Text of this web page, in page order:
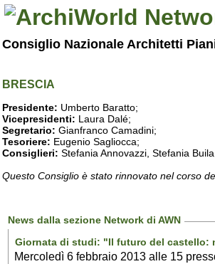
Consiglio Nazionale Architetti
BRESCIA
Presidente: Umberto Baratto;
Vicepresidenti: Laura Dalé;
Segretario: Gianfranco Camadini;
Tesoriere: Eugenio Sagliocca;
Consiglieri: Stefania Annovazzi, Stefania
Questo Consiglio è stato rinnovato nel corso
News dalla sezione Network di AWN
Giornata di studi: "Il futuro del castello:
Mercoledì 6 febbraio 2013 alle 15